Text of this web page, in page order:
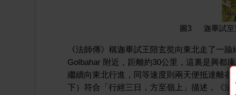
圖3 迦畢試至
《法師傳》稱迦畢試王陪玄奘向東北走了一
Golbahar 附近，距離約30公里，這裏是興都
繼續向東北行進，同等速度則兩天便抵達離谷
下）符合「行經三日，方至嶺上」描述，《法